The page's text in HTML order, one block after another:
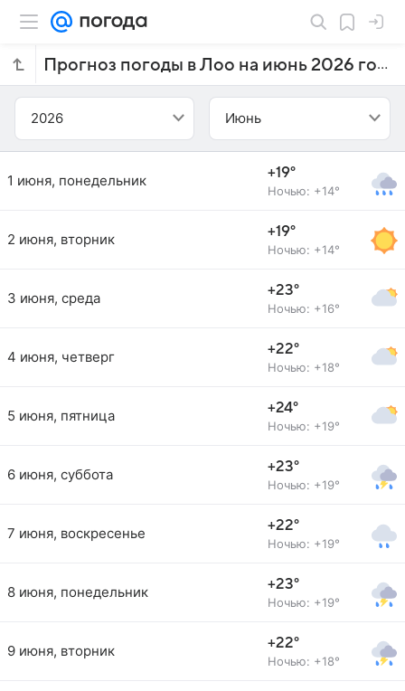
Прогноз погоды в Лоо на июнь 2026 года
2026 Июнь
1 июня, понедельник +19°
Ночью: +14°
2 июня, вторник +19°
Ночью: +14°
3 июня, среда +23°
Ночью: +16°
4 июня, четверг +22°
Ночью: +18°
5 июня, пятница +24°
Ночью: +19°
6 июня, суббота +23°
Ночью: +19°
7 июня, воскресенье +22°
Ночью: +19°
8 июня, понедельник +23°
Ночью: +19°
9 июня, вторник +22°
Ночью: +18°